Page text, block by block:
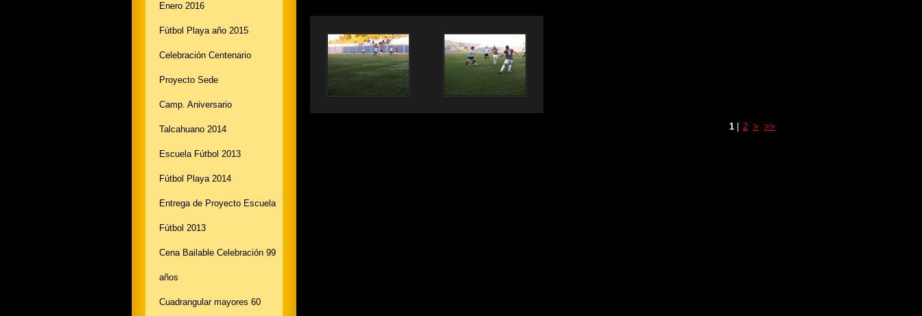
1 2 > >>
Enero 2016
Fútbol Playa año 2015
Celebración Centenario
Proyecto Sede
Camp. Aniversario
Talcahuano 2014
Escuela Fútbol 2013
Fútbol Playa 2014
Entrega de Proyecto Escuela
Fútbol 2013
Cena Bailable Celebración 99
años
Cuadrangular mayores 60